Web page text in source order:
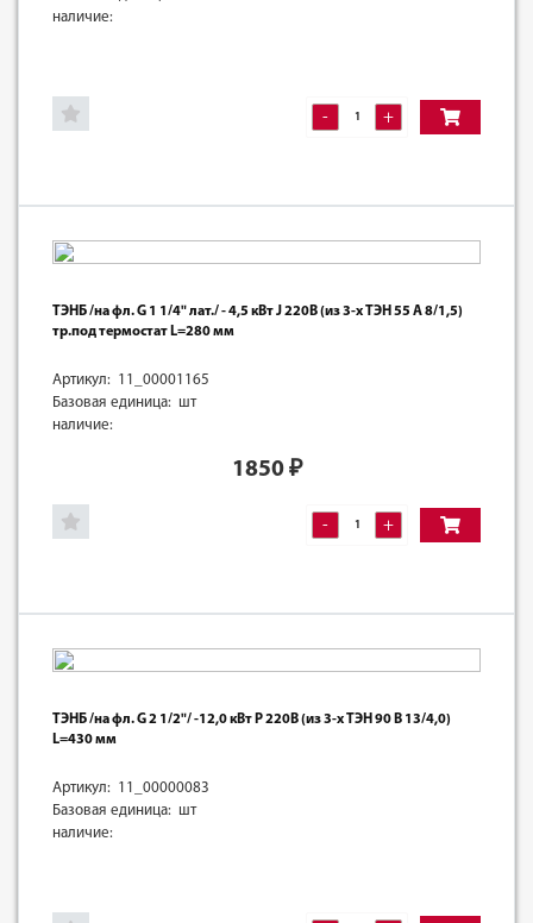
наличие:
- +
ТЭНБ /на фл. G 1 1/4" лат./ - 4,5 кВт J 220В (из 3-х ТЭН 55 А 8/1,5)
тр.под термостат L=280 мм
Артикул: 11_00001165
Базовая единица: шт
наличие:
1850₽
- +
ТЭНБ /на фл. G 2 1/2"/ -12,0 кВт Р 220В (из 3-х ТЭН 90 В 13/4,0)
L=430 мм
Артикул: 11_00000083
Базовая единица: шт
наличие: